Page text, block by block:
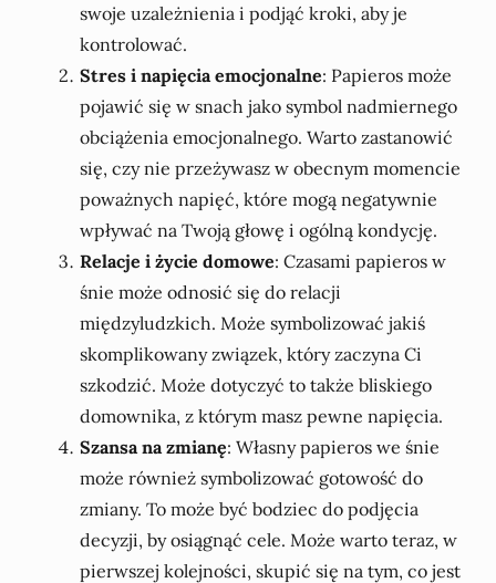
swoje uzależnienia i podjąć kroki, aby je
kontrolować.
Stres i napięcia emocjonalne: Papieros może
pojawić się w snach jako symbol nadmiernego
obciążenia emocjonalnego. Warto zastanowić
się, czy nie przeżywasz w obecnym momencie
poważnych napięć, które mogą negatywnie
wpływać na Twoją głowę i ogólną kondycję.
Relacje i życie domowe: Czasami papieros w
śnie może odnosić się do relacji
międzyludzkich. Może symbolizować jakiś
skomplikowany związek, który zaczyna Ci
szkodzić. Może dotyczyć to także bliskiego
domownika, z którym masz pewne napięcia.
Szansa na zmianę: Własny papieros we śnie
może również symbolizować gotowość do
zmiany. To może być bodziec do podjęcia
decyzji, by osiągnąć cele. Może warto teraz, w
pierwszej kolejności, skupić się na tym, co jest